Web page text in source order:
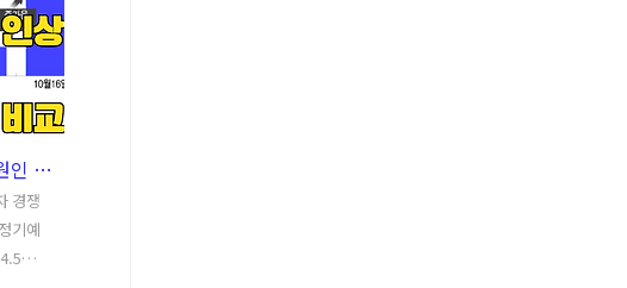
자 보
자 보
업정
자 보
저축
예금
저축
이 실
악의
은행 정기 예금 금리 인상 원인 및 예금 금리 순위 비교[ 일반은행 4% 및 저축은행 4.5% 이상]
경쟁
기예
이